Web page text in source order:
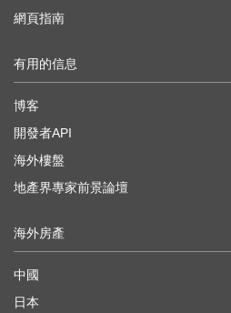
網頁指南
有用的信息
博客
開發者API
海外樓盤
地產界專家前景論壇
海外房產
中國
日本